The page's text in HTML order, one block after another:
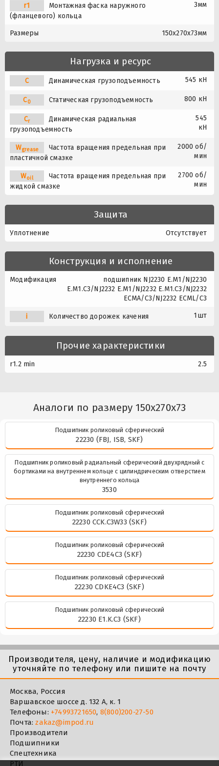
r1
Монтажная фаска наружного
(фланцевого) кольца
3мм
Размеры 150x270x73мм
Нагрузка и ресурс
C Динамическая грузоподъемность 545 кН
C0 Статическая грузоподъемность 800 кН
Cr
Динамическая радиальная
грузоподъемность
545
кН
Wgrease
Частота вращения предельная при
пластичной смазке
2000 об/
мин
Woil
Частота вращения предельная при
жидкой смазке
2700 об/
мин
Защита
Уплотнение Отсутствует
Конструкция и исполнение
Модификация
подшипник NJ2230 E.M1/NJ2230
E.M1.C3/NJ2232 E.M1/NJ2232 E.M1.C3/NJ2232
ECMA/C3/NJ2232 ECML/C3
i Количество дорожек качения 1шт
Прочие характеристики
r1.2 min 2.5
Аналоги по размеру 150x270x73
Подшипник роликовый сферический
22230 (FBJ, ISB, SKF)
Подшипник роликовый радиальный сферический двухрядный с
бортиками на внутреннем кольце с цилиндрическим отверстием
внутреннего кольца
3530
Подшипник роликовый сферический
22230 CCK.C3W33 (SKF)
Подшипник роликовый сферический
22230 CDE4C3 (SKF)
Подшипник роликовый сферический
22230 CDKE4C3 (SKF)
Подшипник роликовый сферический
22230 E1.K.C3 (SKF)
Производителя, цену, наличие и модификацию
уточняйте по телефону или пишите на почту
Москва, Россия
Варшавское шоссе д. 132 А, к. 1
Телефоны: +74993721650, 8(800)200-27-50
Почта:zakaz@impod.ru
Производители
Подшипники
Спецтехника
РТИ